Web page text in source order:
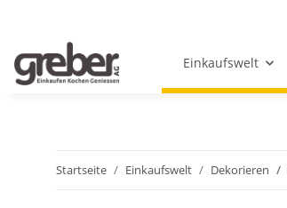
Einkaufswelt
Startseite Einkaufswelt Dekorieren